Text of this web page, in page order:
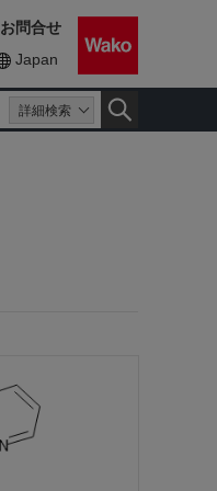
詳細検索
Japan
お問合せ